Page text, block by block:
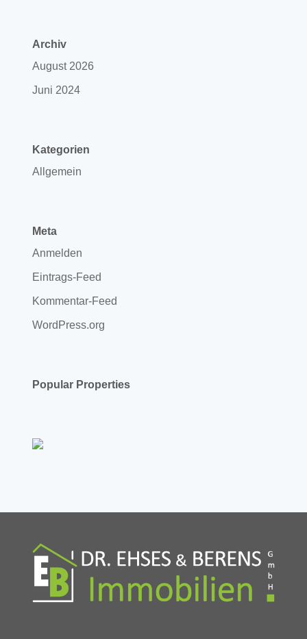
Archiv
August 2026
Juni 2024
Kategorien
Allgemein
Meta
Anmelden
Eintrags-Feed
Kommentar-Feed
WordPress.org
Popular Properties